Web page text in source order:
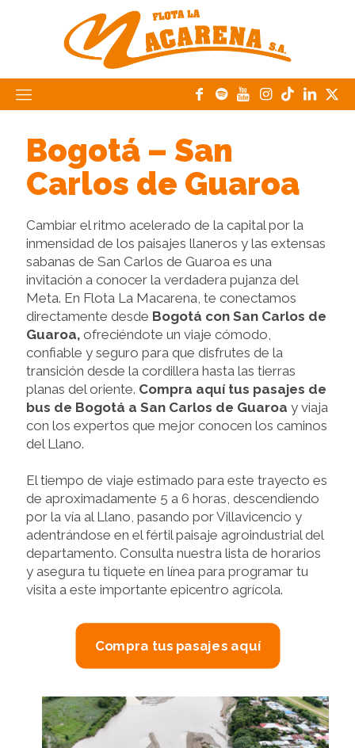
Bogotá – San
Carlos de Guaroa
Cambiar el ritmo acelerado de la capital por la
inmensidad de los paisajes llaneros y las extensas
sabanas de San Carlos de Guaroa es una
invitación a conocer la verdadera pujanza del
Meta. En Flota La Macarena, te conectamos
directamente desde Bogotá con San Carlos de
Guaroa, ofreciéndote un viaje cómodo,
confiable y seguro para que disfrutes de la
transición desde la cordillera hasta las tierras
planas del oriente. Compra aquí tus pasajes de
bus de Bogotá a San Carlos de Guaroa y viaja
con los expertos que mejor conocen los caminos
del Llano.
El tiempo de viaje estimado para este trayecto es
de aproximadamente 5 a 6 horas, descendiendo
por la vía al Llano, pasando por Villavicencio y
adentrándose en el fértil paisaje agroindustrial del
departamento. Consulta nuestra lista de horarios
y asegura tu tiquete en línea para programar tu
visita a este importante epicentro agrícola.
Compra tus pasajes aquí